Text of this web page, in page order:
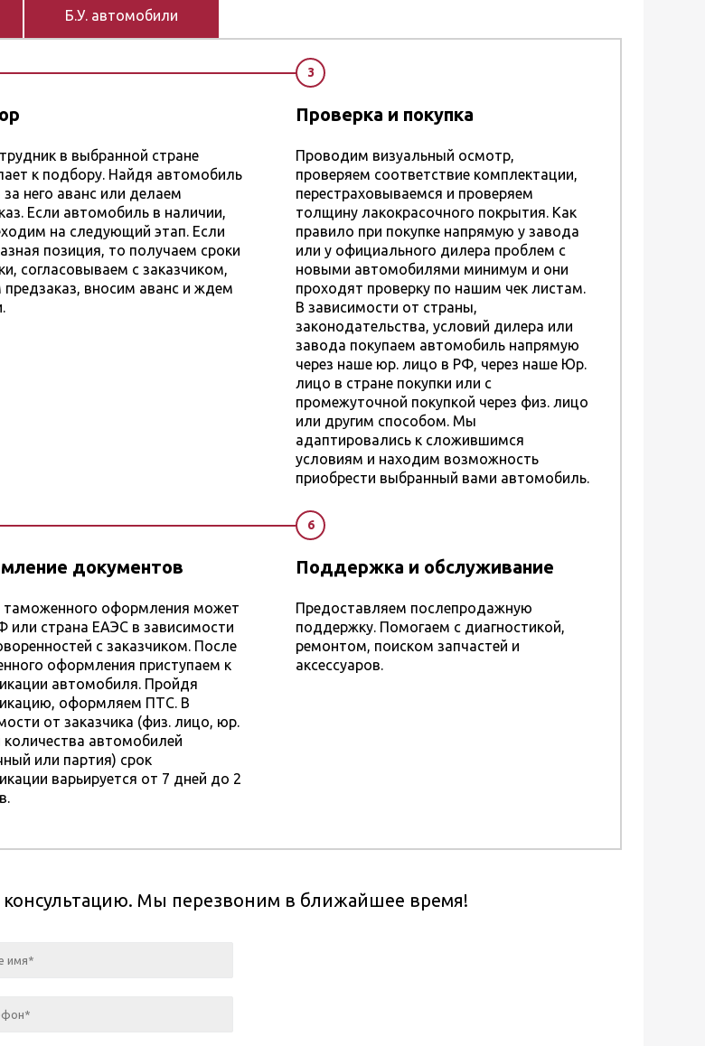
Б.У. автомобили
в выбранной стране
к подбору. Найдя автомобиль
него аванс или делаем
Если автомобиль в наличии,
на следующий этап. Если
позиция, то получаем сроки
согласовываем с заказчиком,
предзаказ, вносим аванс и ждем
3
Проверка и покупка
Проводим визуальный осмотр,
проверяем соответствие комплектации,
перестраховываемся и проверяем
толщину лакокрасочного покрытия. Как
правило при покупке напрямую у завода
или у официального дилера проблем с
новыми автомобилями минимум и они
проходят проверку по нашим чек листам.
В зависимости от страны,
законодательства, условий дилера или
завода покупаем автомобиль напрямую
через наше юр. лицо в РФ, через наше Юр.
лицо в стране покупки или с
промежуточной покупкой через физ. лицо
или другим способом. Мы
адаптировались к сложившимся
условиям и находим возможность
приобрести выбранный вами автомобиль.
документов
таможенного оформления может
или страна ЕАЭС в зависимости
с заказчиком. После
оформления приступаем к
автомобиля. Пройдя
оформляем ПТС. В
от заказчика (физ. лицо, юр.
количества автомобилей
или партия) срок
варьируется от 7 дней до 2
6
Поддержка и обслуживание
Предоставляем послепродажную
поддержку. Помогаем с диагностикой,
ремонтом, поиском запчастей и
аксессуаров.
консультацию. Мы перезвоним в ближайшее время!